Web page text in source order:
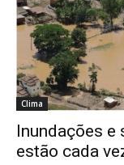
Clima
Inundações
estão cada